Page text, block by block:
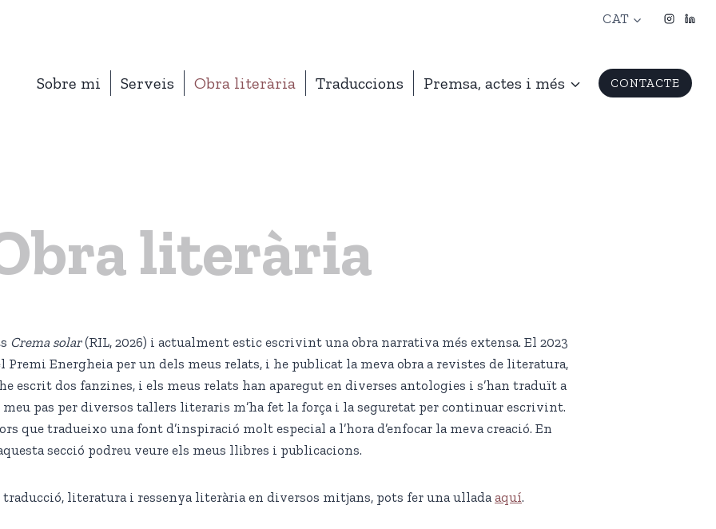
CAT
Sobre mi Serveis Obra literària Traduccions Premsa, actes i més CONTACTE
literària
Crema solar(RIL, 2026) i actualment estic escrivint una obra narrativa més extensa. El 2023
Premi Energheia per un dels meus relats, i he publicat la meva obra a revistes de literatura,
he escrit dos fanzines, i els meus relats han aparegut en diverses antologies i s’han traduït a
meu pas per diversos tallers literaris m’ha fet la força i la seguretat per continuar escrivint.
que tradueixo una font d’inspiració molt especial a l’hora d’enfocar la meva creació. En
secció podreu veure els meus llibres i publicacions.
traducció, literatura i ressenya literària en diversos mitjans, pots fer una ulladaaquí.
FANZINES
Flores y versos